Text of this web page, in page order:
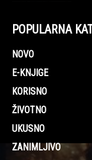
POPULARNA
NOVO
E-KNJIGE
KORISNO
ŽIVOTNO
UKUSNO
ZANIMLJIVO